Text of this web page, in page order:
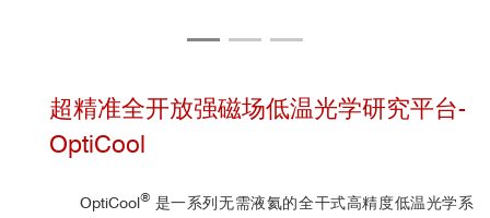
超精准全开放强磁场低温光学研究平台-
OptiCool
OptiCool® 是一系列无需液氦的全干式高精度低温光学系